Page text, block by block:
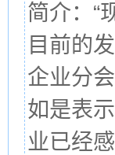
简介：“
目前的
企业分
如是表
业已经